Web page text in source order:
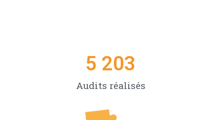
5 695
Audits réalisés